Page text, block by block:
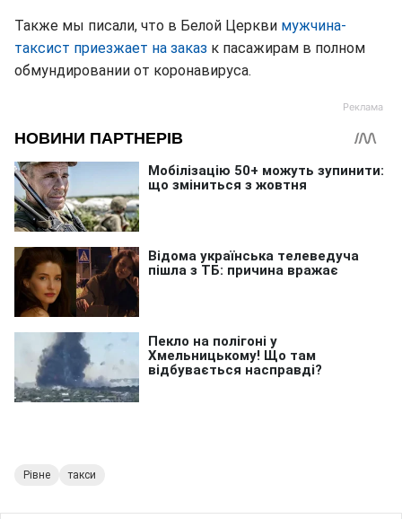
Также мы писали, что в Белой Церкви мужчина-
таксист приезжает на заказ к пасажирам в полном
обмундировании от коронавируса.
Рівне такси